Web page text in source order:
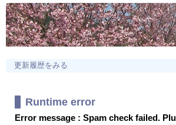
更新履歴をみる
Runtime error
Error message : Spam check failed.